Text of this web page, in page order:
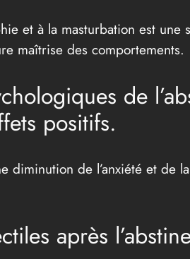
et à la masturbation est
maîtrise des comportements.
de
positifs.
diminution de l’anxiété et
après